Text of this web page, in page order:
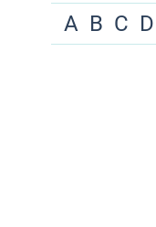
A B C D